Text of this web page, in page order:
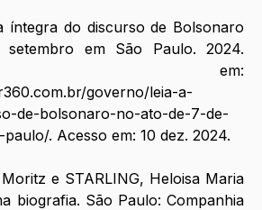
íntegra do discurso de Bolsonaro
em São Paulo. 2024.
governo/leia-a-
de-bolsonaro-no-ato-de-7-de-
paulo/. Acesso em: 10 dez. 2024.
Moritz e STARLING, Heloisa Maria
biografia. São Paulo: Companhia